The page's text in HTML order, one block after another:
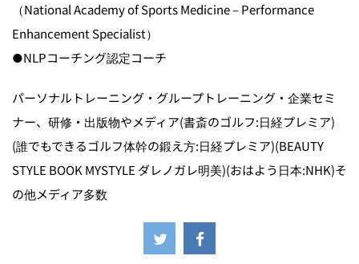
（National Academy of Sports Medicine – Performance
Enhancement Specialist）
●NLPコーチング認定コーチ
パーソナルトレーニング・グループトレーニング・企業セミ
ナー、研修・出版物やメディア(書斎のゴルフ:日経プレミア)
(誰でもできるゴルフ体幹の鍛え方:日経プレミア)(BEAUTY
STYLE BOOK MYSTYLE ダレノガレ明美)(おはよう日本:NHK)そ
の他メディア多数